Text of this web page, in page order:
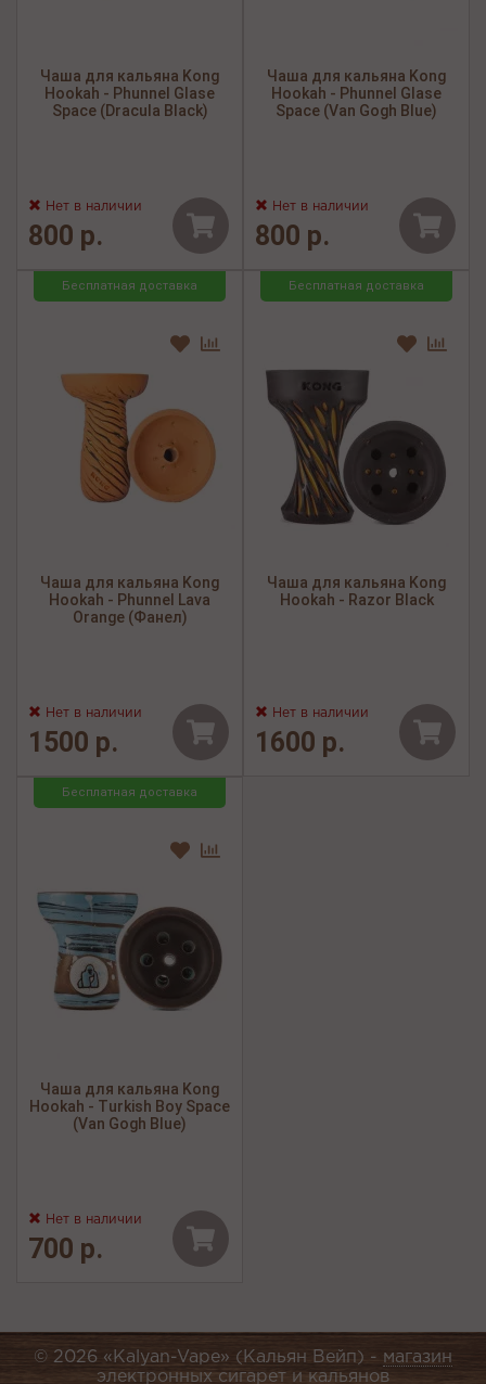
Чаша для кальяна Kong
Hookah - Phunnel Glase
Space (Dracula Black)
Нет в наличии
800 р.
Чаша для кальяна Kong
Hookah - Phunnel Glase
Space (Van Gogh Blue)
Нет в наличии
800 р.
Бесплатная доставка
Чаша для кальяна Kong
Hookah - Phunnel Lava
Orange (Фанел)
Нет в наличии
1500 р.
Бесплатная доставка
Чаша для кальяна Kong
Hookah - Razor Black
Нет в наличии
1600 р.
Бесплатная доставка
Чаша для кальяна Kong
Hookah - Turkish Boy Space
(Van Gogh Blue)
Нет в наличии
700 р.
© 2026 «Kalyan-Vape» (Кальян Вейп) - магазин
электронных сигарет и кальянов